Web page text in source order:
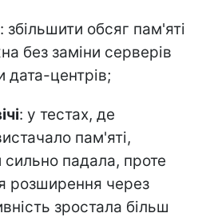
: збільшити обсяг пам'яті
без заміни серверів
дата-центрів;
: у тестах, де
пам'яті,
сильно падала, проте
розширення через
зростала більш